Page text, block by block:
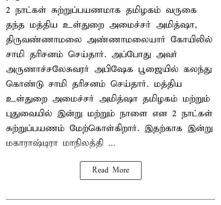
2 நாட்கள் சுற்றுப்பயணமாக தமிழகம் வருகை
தந்த மத்திய உள்துறை அமைச்சர் அமித்ஷா,
திருவண்ணாமலை அண்ணாமலையார் கோயிலில்
சாமி தரிசனம் செய்தார். அப்போது அவர்
அருணாச்சலேசுவரர் அபிஷேக பூஜையில் கலந்து
கொண்டு சாமி தரிசனம் செய்தார். மத்திய
உள்துறை அமைச்சர் அமித்ஷா தமிழகம் மற்றும்
புதுவையில் இன்று மற்றும் நாளை என 2 நாட்கள்
சுற்றுப்பயணம் மேற்கொள்கிறார். இதற்காக இன்று
மகாராஷ்டிரா மாநிலத்தி ...
Read More